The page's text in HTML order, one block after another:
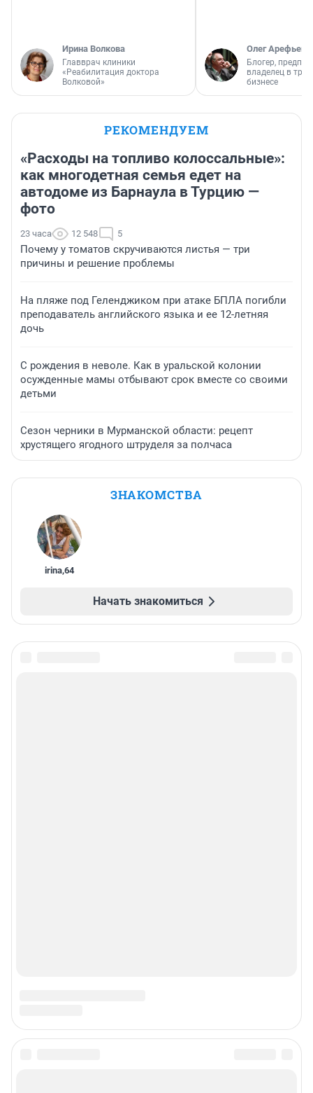
Ирина Волкова
Главврач клиники
«Реабилитация доктора
Волковой»
Олег Арефьев
Блогер,
владелец в
бизнесе
РЕКОМЕНДУЕМ
«Расходы на топливо колоссальные»:
как многодетная семья едет на
автодоме из Барнаула в Турцию —
фото
23 часа 12 548 5
Почему у томатов скручиваются листья — три
причины и решение проблемы
На пляже под Геленджиком при атаке БПЛА погибли
преподаватель английского языка и ее 12-летняя
дочь
С рождения в неволе. Как в уральской колонии
осужденные мамы отбывают срок вместе со своими
детьми
Сезон черники в Мурманской области: рецепт
хрустящего ягодного штруделя за полчаса
ЗНАКОМСТВА
irina,64
Начать знакомиться